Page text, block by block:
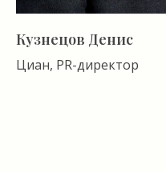
Кузнецов Денис
Циан, PR-директор